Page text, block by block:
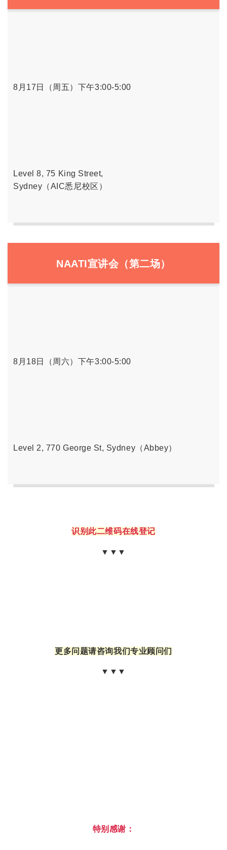
8月17日（周五）下午3:00-5:00
Level 8, 75 King Street,
Sydney（AIC悉尼校区）
NAATI宣讲会（第二场）
8月18日（周六）下午3:00-5:00
Level 2, 770 George St, Sydney（Abbey）
识别此二维码在线登记
▼▼▼
更多问题请咨询我们专业顾问们
▼▼▼
特别感谢：